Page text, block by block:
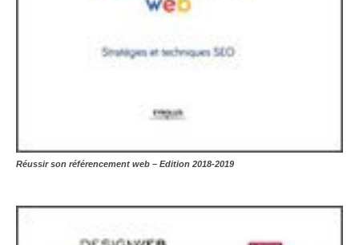
Réussir son référencement web – Edition 2018-2019